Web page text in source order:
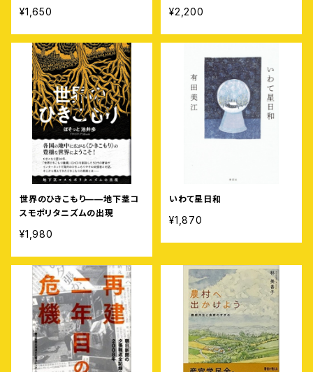
する北海道豊浦町の農家のおじ
さんのはなし
¥1,650 ¥2,200
世界のひきこもり——地下茎コ
スモポリタニズムの出現
¥1,980
いわて星日和
¥1,870